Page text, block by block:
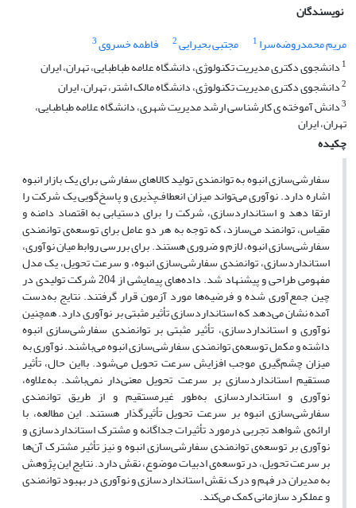
نویسندگان
مریم محمدروضه‌سرا 1 مجتبی بحیرایی2 فاطمه خسروی3
1 دانشجوی دکتری مدیریت تکنولوژی، دانشگاه علامه طباطبایی، تهران، ایران
2دانشجوی دکتری مدیریت تکنولوژی، دانشگاه مالک اشتر، تهران، ایران
3دانش آموخته ی کارشناسی ارشد مدیریت شهری، دانشگاه علامه طباطبایی،
تهران، ایران
چکیده
سفارشی‌سازی انبوه به توانمندی تولید کالاهای سفارشی برای یک بازار انبوه
اشاره دارد. نوآوری می‌تواند میزان انعطاف‌پذیری و پاسخ‌گویی یک شرکت را
ارتقا دهد و استانداردسازی، شرکت را برای دستیابی به اقتصاد دامنه و
مقیاس، توانمند می‌سازد، که توجه به هر دو عامل برای توسعه‌ی توانمندی
سفارشی‌سازی انبوه، لازم و ضروری هستند. برای بررسی روابط میان نوآوری،
استانداردسازی، توانمندی سفارشی‌سازی انبوه، و سرعت تحویل، یک مدل
مفهومی طراحی و پیشنهاد شد. داده‌های پیمایشی از 204 شرکت تولیدی در
چین جمع‌آوری شده و فرضیه‌ها مورد آزمون قرار گرفتند. نتایج به‌دست
آمده نشان می‌دهد که استانداردسازی تأثیر مثبتی بر نوآوری دارد. همچنین
نوآوری و استانداردسازی، تأثیر مثبتی بر توانمندی سفارشی‌سازی انبوه
داشته و مکمل توسعه‌ی توانمندی سفارشی‌سازی انبوه می‌باشند. نوآوری به
میزان چشم‌گیری موجب افزایش سرعت تحویل می‌شود. بااین حال، تأثیر
مستقیم استانداردسازی بر سرعت تحویل معنی‌دار نمی‌باشد. به‌علاوه،
نوآوری و استانداردسازی به‌طور غیرمستقیم و از طریق توانمندی
سفارشی‌سازی انبوه بر سرعت تحویل تأثیرگذار هستند. این مطالعه، با
ارائه‌ی شواهد تجربی درمورد تأثیرات جداگانه و مشترک استانداردسازی و
نوآوری بر توسعه‌ی توانمندی سفارشی‌سازی انبوه و نیز تأثیر مشترک آن‌ها
بر سرعت تحویل، در توسعه‌ی ادبیات موضوع، نقش دارد. نتایج این پژوهش
به مدیران در فهم و درک نقش استانداردسازی و نوآوری در بهبود توانمندی‌
و عملکرد سازمانی کمک می‌کند.